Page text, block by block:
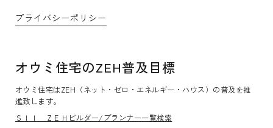
プライバシーポリシー
オウミ住宅のZEH普及目標
オウミ住宅はZEH（ネット・ゼロ・エネルギー・ハウス）の普及を推
進致します。
ＳＩＩ ＺＥＨビルダー/プランナー一覧検索